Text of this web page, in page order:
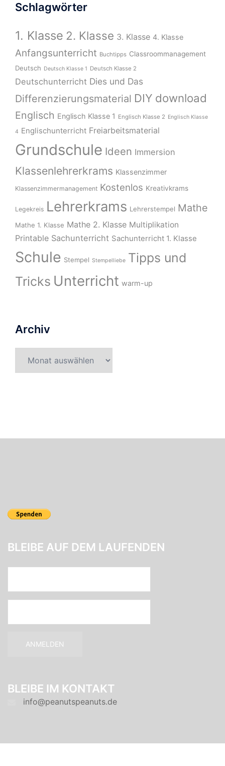
Schlagwörter
1. Klasse 2. Klasse 3. Klasse 4. Klasse
Anfangsunterricht Buchtipps Classroommanagement
Deutsch Deutsch Klasse 1 Deutsch Klasse 2
Deutschunterricht Dies und Das
Differenzierungsmaterial DIY download
Englisch Englisch Klasse 1 Englisch Klasse 2 Englisch Klasse
4 Englischunterricht Freiarbeitsmaterial
Grundschule Ideen Immersion
Klassenlehrerkrams Klassenzimmer
Klassenzimmermanagement Kostenlos Kreativkrams
Legekreis Lehrerkrams Lehrerstempel Mathe
Mathe 1. Klasse Mathe 2. Klasse Multiplikation
Printable Sachunterricht Sachunterricht 1. Klasse
Schule Stempel Stempelliebe Tipps und
Tricks Unterricht warm-up
Archiv
BLEIBE AUF DEM LAUFENDEN
BLEIBE IM KONTAKT
info@peanutspeanuts.de